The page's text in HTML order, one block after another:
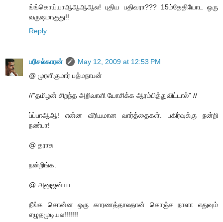
ங்ங்கொய்யாஆஆஆஆல! புதிய பதிவரா??? 15ம்தேதியோட ஒரு
வருஷமாகுது!!
Reply
பரிசல்காரன்
May 12, 2009 at 12:53 PM
@ முரளிகுமார் பத்மநாபன்
//"தமிழன் சிறந்த அறிவாளி யோசிக்க ஆரம்பித்துவிட்டால்" //
ப்ப்பாஆஆ! என்ன வீரியமான வார்த்தைகள். பகிர்வுக்கு நன்றி
நண்பா!
@ தராசு
நன்றிங்க.
@ அனுஜன்யா
நீங்க சொன்ன ஒரு காரணத்தாலதான் கொஞ்ச நாளா எதுவும்
எழுதமுடியல!!!!!!!